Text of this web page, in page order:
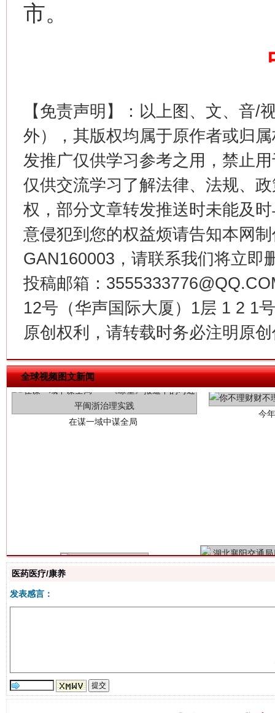
市。
【免责声明】：以上图、文、音/
外），其版权均属于原作者或归
发推广仅供学习参考之用，禁止
仅供交流学习了解法律、法规、
权，部分文章转发推送时未能及
意侵犯到您的权益烦请告知本网
GAN160003，请联系我们将立即
投稿邮箱：
12号（华声国际大厦）1层 1 2 1
原创权利，请转载时务必注明原
全球视频图文新闻
这是一记警钟！ 谢
今
“刷贴”乱象丛生
医药医疗/康养
发表感言：